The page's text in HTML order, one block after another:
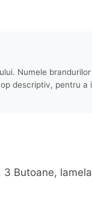
Numele
descriptiv, pentru a
Butoane,